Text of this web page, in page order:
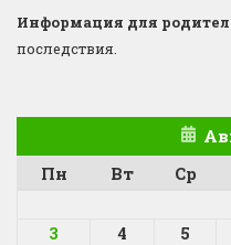
Информация для
последствия.
Пн
Вт Ср
3
4 5